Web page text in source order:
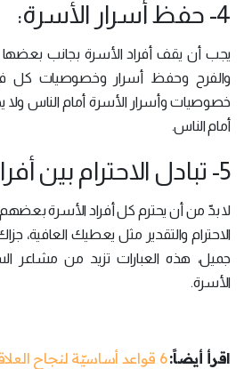
4- حفظ أسرار الأسرة:
يجب أن يقف أفراد الأسرة بجانب
والفرح وحفظ أسرار وخصوصيات كل
خصوصيات وأسرار الأسرة أمام الناس ولا
أمام الناس.
5- تبادل الاحترام بين أفراد الأسرة:
لا بدّ من أن يحترم كل أفراد الأسرة بعضهم
الاحترام والتقدير مثل يعطيك العافية،
جميل، هذه العبارات تزيد من مشاعر
الأسرة.
اقرأ أيضاً:6 قواعد أساسيّة لنجاح العلاقة الزوجيّة